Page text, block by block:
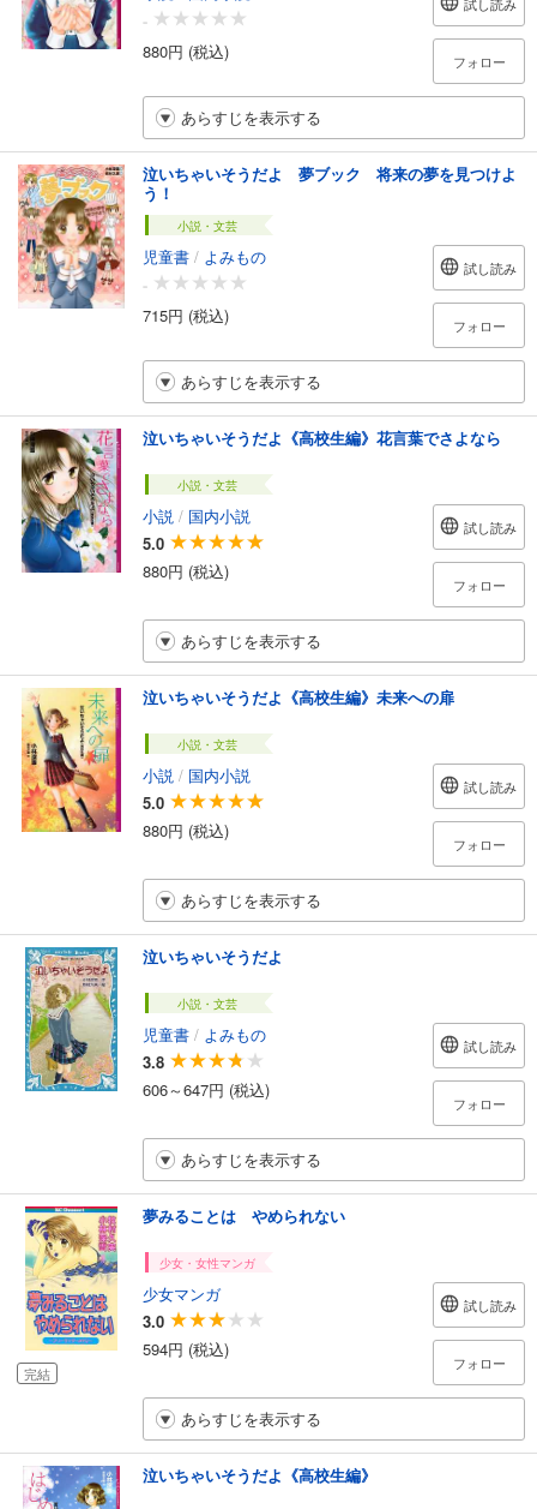
-
880円 (税込)
フォロー
あらすじを表示する
泣いちゃいそうだよ 夢ブック 将来の夢を見つけよ
う！
小説・文芸
児童書 / よみもの
-
715円 (税込)
試し読み
フォロー
あらすじを表示する
泣いちゃいそうだよ《高校生編》花言葉でさよなら
小説・文芸
小説 / 国内小説
5.0
880円 (税込)
試し読み
フォロー
あらすじを表示する
泣いちゃいそうだよ《高校生編》未来への扉
小説・文芸
小説 / 国内小説
5.0
880円 (税込)
試し読み
フォロー
あらすじを表示する
泣いちゃいそうだよ
小説・文芸
児童書 / よみもの
3.8
606～647円 (税込)
試し読み
フォロー
あらすじを表示する
完結
夢みることは やめられない
少女・女性マンガ
少女マンガ
3.0
594円 (税込)
試し読み
フォロー
あらすじを表示する
泣いちゃいそうだよ《高校生編》